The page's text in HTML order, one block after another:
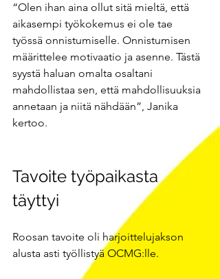
“Olen ihan aina ollut sitä mieltä, että
aikasempi työkokemus ei ole tae
työssä onnistumiselle. Onnistumisen
määrittelee motivaatio ja asenne. Tästä
syystä haluan omalta osaltani
mahdollistaa sen, että mahdollisuuksia
annetaan ja niitä nähdään”, Janika
kertoo.
Tavoite työpaikasta
täyttyi
Roosan tavoite oli harjoittelujakson
alusta asti työllistyä OCMG:lle.